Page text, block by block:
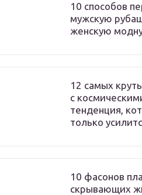
10 способов
мужскую
женскую
12 самых
с
тенденция,
только
10 фасонов
скрывающих